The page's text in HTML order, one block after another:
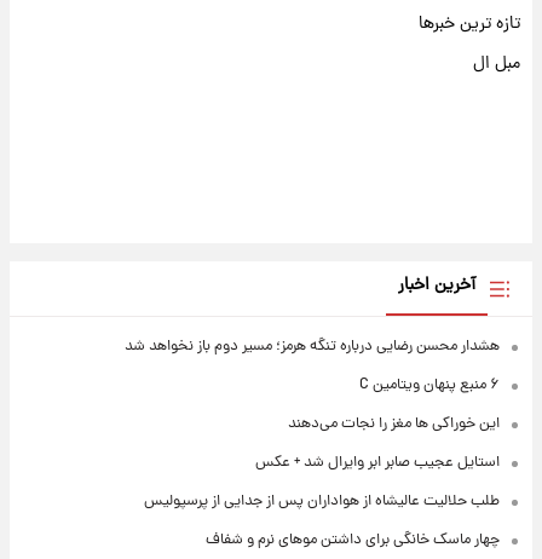
تازه ترین خبرها
مبل ال
آخرین اخبار
هشدار محسن رضایی درباره تنگه هرمز؛ مسیر دوم باز نخواهد شد
۶ منبع پنهان ویتامین C
این خوراکی ها مغز را نجات می‌دهند
استایل عجیب صابر ابر وایرال شد + عکس
طلب حلالیت عالیشاه از هواداران پس از جدایی از پرسپولیس
چهار ماسک خانگی برای داشتن موهای نرم و شفاف